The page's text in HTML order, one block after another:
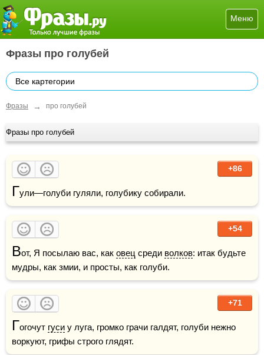
Меню
Фразы про голубей
Все картегории
Фразы → про голубей
Фразы про голубей
+86
Гули—голуби гуляли, голубику собирали.
+54
Вот, Я посылаю вас, как овец среди волков: итак будьте
мудры, как змии, и просты, как голуби.
+71
Гогочут гуси у луга, громко грачи галдят, голуби нежно
воркуют, грифы строго глядят.